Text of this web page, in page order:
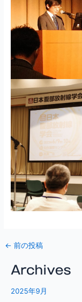
← 前の投稿
Archives
2025年9月